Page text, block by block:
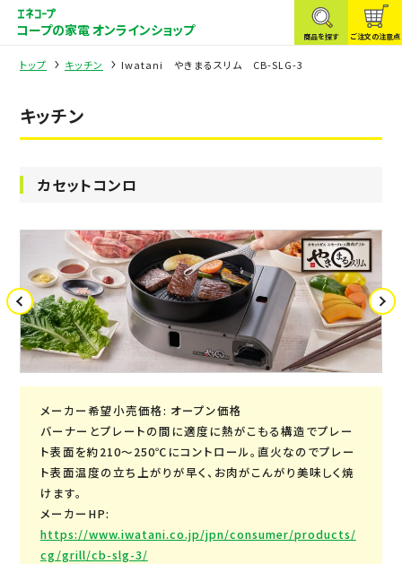
コープの家電 オンラインショップ 商品を探す ご注文の注意点
トップ キッチン Iwatani やきまるスリム CB-SLG-3
キッチン
カセットコンロ
メーカー希望小売価格: オープン価格
バーナーとプレートの間に適度に熱がこもる構造でプレー
ト表面を約210～250℃にコントロール。直火なのでプレー
ト表面温度の立ち上がりが早く、お肉がこんがり美味しく焼
けます。
メーカーHP:
https://www.iwatani.co.jp/jpn/consumer/products/
cg/grill/cb-slg-3/